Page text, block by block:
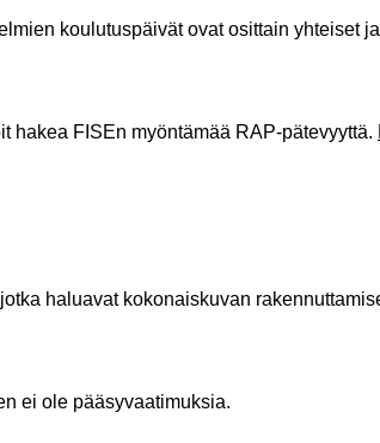
koulutuspäivät ovat osittain yhteiset
hakea FISEn myöntämää RAP-pätevyyttä.
haluavat kokonaiskuvan
ei ole pääsyvaatimuksia.